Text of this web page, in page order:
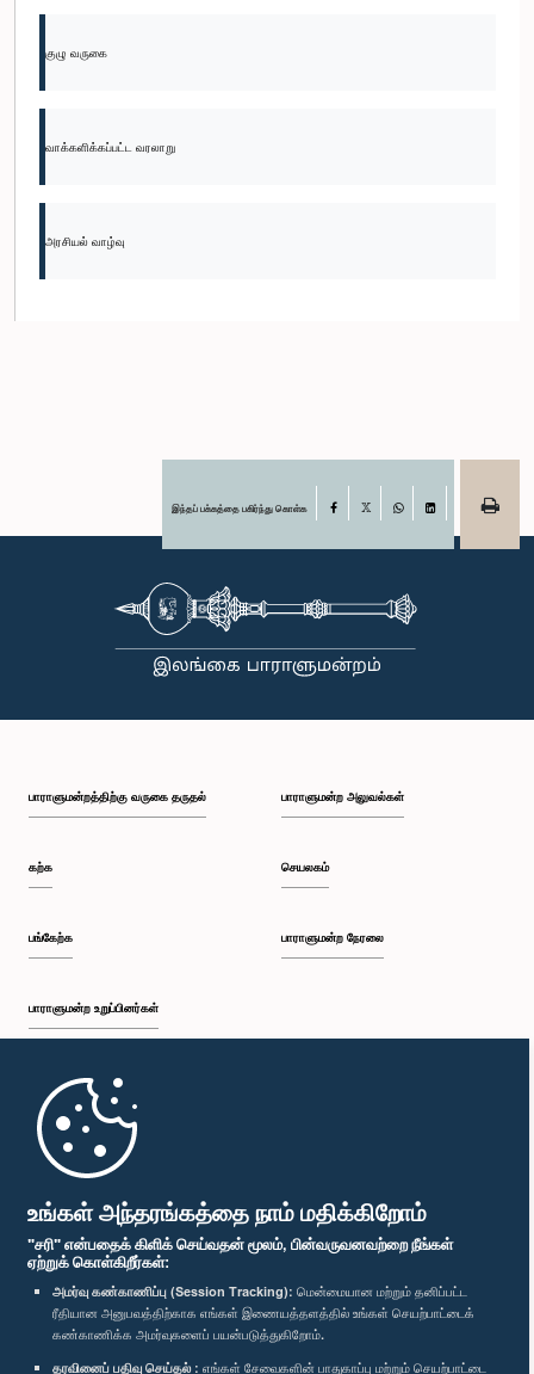
உங்கள் அந்தரங்கத்தை நாம் மதிக்கிறோம்
"சரி" என்பதைக் கிளிக் செய்வதன் மூலம், பின்வருவனவற்றை நீங்கள்
ஏற்றுக் கொள்கிறீர்கள்:
அமர்வு கண்காணிப்பு (Session Tracking): மென்மையான மற்றும் தனிப்பட்ட
ரீதியான அனுபவத்திற்காக எங்கள் இணையத்தளத்தில் உங்கள் செயற்பாட்டைக்
கண்காணிக்க அமர்வுகளைப் பயன்படுத்துகிறோம்.
தரவினைப் பதிவு செய்தல் : எங்கள் சேவைகளின் பாதுகாப்பு மற்றும் செயற்பாட்டை
குழு வருகை
வாக்களிக்கப்பட்ட வரலாறு
அரசியல் வாழ்வு
இந்தப் பக்கத்தை பகிர்ந்து கொள்க Facebook
பாராளுமன்றத்திற்கு வருகை தருதல்
கற்க
பங்கேற்க
பாராளுமன்ற உறுப்பினர்கள்
முதற்பக்கம்
பாராளுமன்ற அலுவல்கள்
செயலகம்
பாராளுமன்ற நேரலை
பாராளுமன்ற கையடக்க செயலி
எம்மை பின்தொடர்க :